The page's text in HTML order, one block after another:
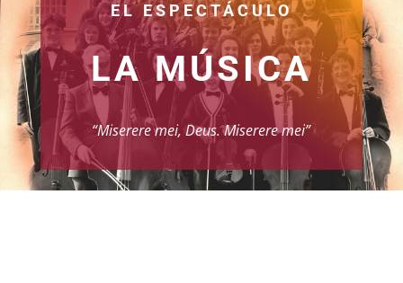
EL ESPECTÁCULO
LA MÚSICA
“Miserere mei, Deus. Miserere mei”